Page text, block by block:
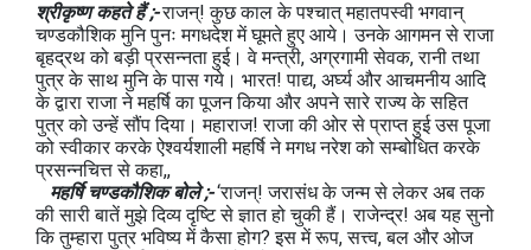
श्रीकृष्ण कहते हैं ;-राजन्! कुछ काल के पश्चात् महातपस्वी भगवान्
चण्डकौशिक मुनि पुनः मगधदेश में घूमते हुए आये। उनके आगमन से राजा
बृहद्रथ को बड़ी प्रसन्नता हुई। वे मन्त्री, अग्रगामी सेवक, रानी तथा
पुत्र के साथ मुनि के पास गये। भारत! पाद्य, अर्घ्य और आचमनीय आदि
के द्वारा राजा ने महर्षि का पूजन किया और अपने सारे राज्य के सहित
पुत्र को उन्हें सौंप दिया। महाराज! राजा की ओर से प्राप्त हुई उस पूजा
को स्वीकार करके ऐश्वर्यशाली महर्षि ने मगध नरेश को सम्बोधित करके
प्रसन्नचित्त से कहा,,
महर्षि चण्डकौशिक बोले ;-‘राजन्! जरासंध के जन्म से लेकर अब तक
की सारी बातें मुझे दिव्य दृष्टि से ज्ञात हो चुकी हैं। राजेन्द्र! अब यह सुनो
कि तुम्हारा पुत्र भविष्य में कैसा होग? इस में रूप, सत्त्व, बल और ओज